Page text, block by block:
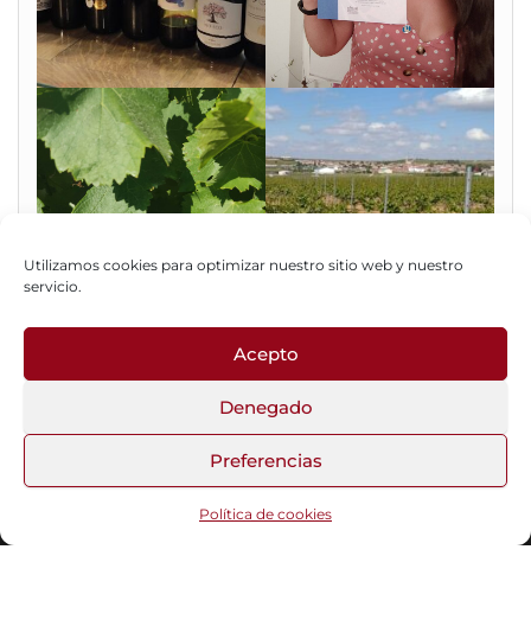
Utilizamos cookies para optimizar nuestro sitio web y nuestro
servicio.
Acepto
Denegado
Preferencias
Política de cookies
Fotos del Blog
Funciona gracias aWordPress |Tema:Head Blog